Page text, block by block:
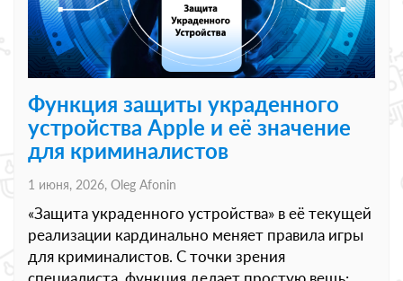
Функция защиты украденного
устройства Apple и её значение
для криминалистов
1 июня, 2026, Oleg Afonin
«Защита украденного устройства» в её текущей
реализации кардинально меняет правила игры
для криминалистов. С точки зрения